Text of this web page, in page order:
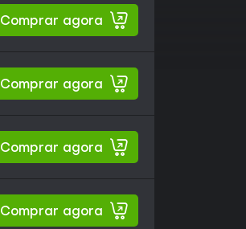
Comprar agora
Comprar agora
Comprar agora
Comprar agora